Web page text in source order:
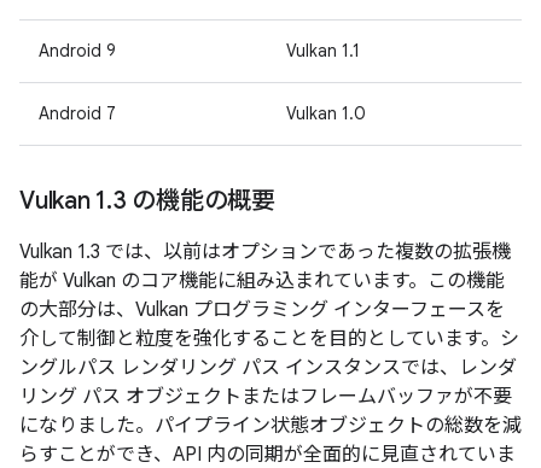
Android 9 Vulkan 1.1
Android 7 Vulkan 1.0
Vulkan 1.3 の機能の概要
Vulkan 1.3 では、以前はオプションであった複数の拡張機
能が Vulkan のコア機能に組み込まれています。この機能
の大部分は、Vulkan プログラミング インターフェースを
介して制御と粒度を強化することを目的としています。シ
ングルパス レンダリング パス インスタンスでは、レンダ
リング パス オブジェクトまたはフレームバッファが不要
になりました。パイプライン状態オブジェクトの総数を減
らすことができ、API 内の同期が全面的に見直されていま